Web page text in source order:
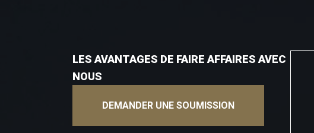
LES AVANTAGES DE FAIRE AFFAIRES AVEC
NOUS
DEMANDER UNE SOUMISSION